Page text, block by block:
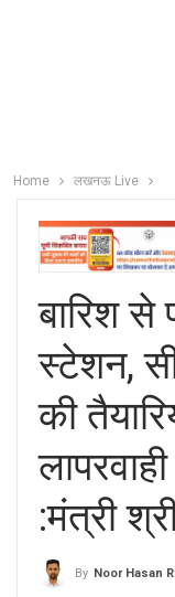
Home लखनऊ Live
बारिश से
स्टेशन,
की
:मंत्री
By Noor Hasan